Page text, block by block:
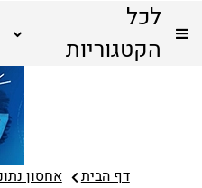
לכל
הקטגוריות
דף הבית אחסון